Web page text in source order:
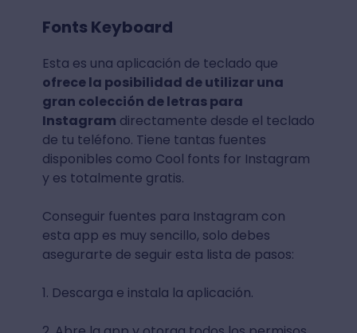
Fonts Keyboard
Esta es una aplicación de teclado que
ofrece la posibilidad de utilizar una
gran colección de letras para
Instagram directamente desde el teclado
de tu teléfono. Tiene tantas fuentes
disponibles como Cool fonts for Instagram
y es totalmente gratis.
Conseguir fuentes para Instagram con
esta app es muy sencillo, solo debes
asegurarte de seguir esta lista de pasos:
1. Descarga e instala la aplicación.